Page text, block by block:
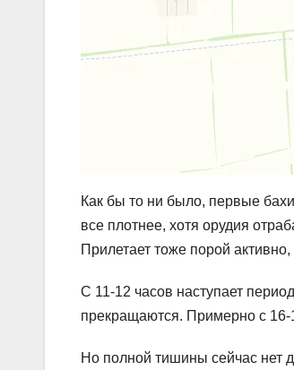
Как бы то ни было, первые
все плотнее, хотя орудия
Прилетает тоже порой
С 11-12 часов наступает
прекращаются. Примерно с 16-
Но полной тишины сейчас нет